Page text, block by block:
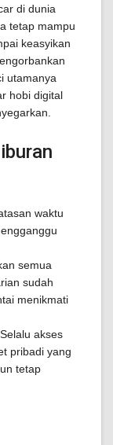
di dunia
tetap mampu
keasyikan
utamanya
hobi digital
waktu
semua
sudah
menikmati
Selalu akses
pribadi yang
tetap